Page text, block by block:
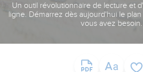
Un outil révolutionnaire de lecture et
ligne. Démarrez dès aujourd'hui le
vous avez besoin.